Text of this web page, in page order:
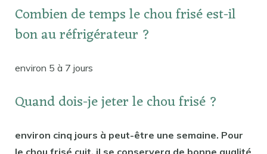
Combien de temps le chou frisé est-il
bon au réfrigérateur ?
environ 5 à 7 jours
Quand dois-je jeter le chou frisé ?
environ cinq jours à peut-être une semaine. Pour
le chou frisé cuit, il se conservera de bonne qualité